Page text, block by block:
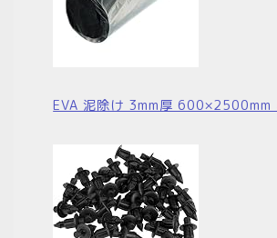
EVA 泥除け 3mm厚 600×2500mm